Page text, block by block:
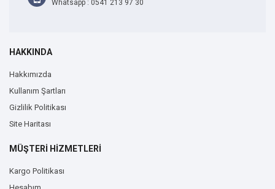
Whatsapp : 0541 213 97 30
HAKKINDA
Hakkımızda
Kullanım Şartları
Gizlilik Politikası
Site Haritası
MÜŞTERİ HİZMETLERİ
Kargo Politikası